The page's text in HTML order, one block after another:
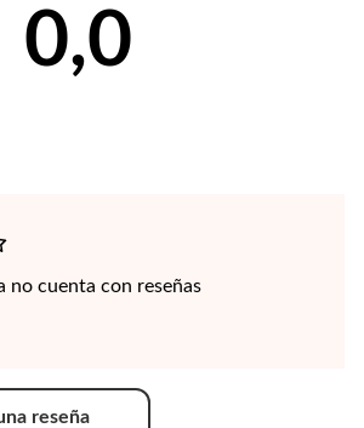
0,0
no cuenta con reseñas
reseña